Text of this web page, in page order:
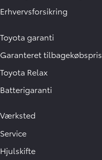
Erhvervsforsikring
Toyota garanti
Garanteret tilbagekøbspris
Toyota Relax
Batterigaranti
Værksted
Service
Hjulskifte